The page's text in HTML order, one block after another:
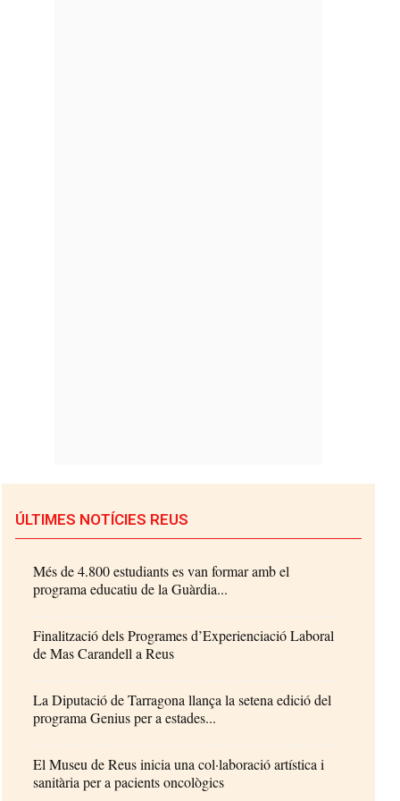
ÚLTIMES NOTÍCIES REUS
Més de 4.800 estudiants es van formar amb el
programa educatiu de la Guàrdia...
Finalització dels Programes d’Experienciació Laboral
de Mas Carandell a Reus
La Diputació de Tarragona llança la setena edició del
programa Genius per a estades...
El Museu de Reus inicia una col·laboració artística i
sanitària per a pacients oncològics